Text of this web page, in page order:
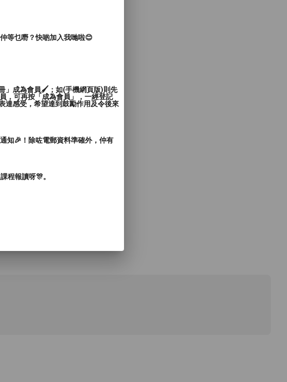
等乜嘢？快啲加入我哋啦😊
」成為會員🖌️；如(手機網頁版)則先
，可再按「成為會員」，一經登記
達感受，希望達到鼓勵作用及令後來
知🎉！除咗電郵資料準確外，仲有
程報讀呀🎊。